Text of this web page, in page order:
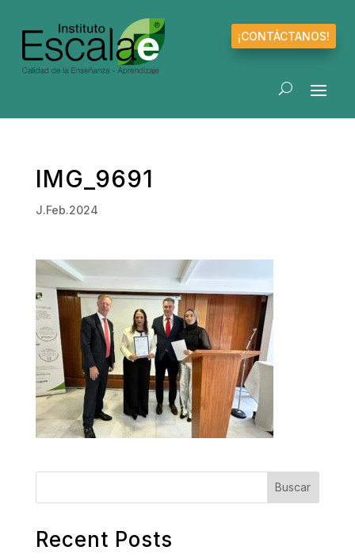
¡CONTÁCTANOS!
IMG_9691
J.Feb.2024
Buscar
Recent Posts